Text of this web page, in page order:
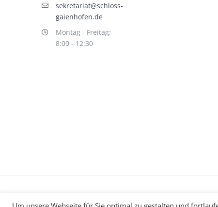
sekretariat@schloss-
gaienhofen.de
Montag - Freitag:
8:00 - 12:30
Impressum Datenschutz hallo!rot